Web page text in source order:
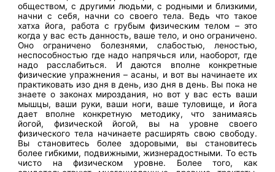
обществом, с другими людьми, с родными и близкими,
начни с себя, начни со своего тела. Ведь что такое
хатха йога, работа с грубым физическим телом – это
когда у вас есть данность, ваше тело, и оно ограничено.
Оно ограничено болезнями, слабостью, леностью,
неспособностью где надо напрячься или, наоборот, где
надо расслабиться. И даются вполне конкретные
физические упражнения – асаны, и вот вы начинаете их
практиковать изо дня в день, изо дня в день. Вы пока не
знаете о законах мироздания, но вот у вас есть ваши
мышцы, ваши руки, ваши ноги, ваше туловище, и йога
дает вполне конкретную методику, что занимаясь
йогой, физической йогой, вы на уровне своего
физического тела начинаете расширять свою свободу.
Вы становитесь более здоровыми, вы становитесь
более гибкими, подвижными, жизнерадостными. То есть
чисто на физическом уровне. Более того, как